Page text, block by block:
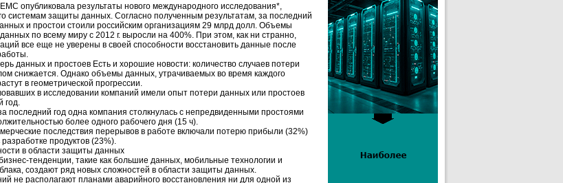
опубликовала результаты нового международного исследования*,
системам защиты данных. Согласно полученным результатам, за последний
и простои стоили российским организациям 29 млрд долл. Объемы
по всему миру с 2012 г. выросли на 400%. При этом, как ни странно,
все еще не уверены в своей способности восстановить данные после
данных и простоев Есть и хорошие новости: количество случаев потери
снижается. Однако объемы данных, утрачиваемых во время каждого
в геометрической прогрессии.
в исследовании компаний имели опыт потери данных или простоев
год.
последний год одна компания столкнулась с непредвиденными простоями
более одного рабочего дня (15 ч).
последствия перерывов в работе включали потерю прибыли (32%)
продуктов (23%).
в области защиты данных
тенденции, такие как большие данных, мобильные технологии и
создают ряд новых сложностей в области защиты данных.
не располагают планами аварийного восстановления ни для одной из